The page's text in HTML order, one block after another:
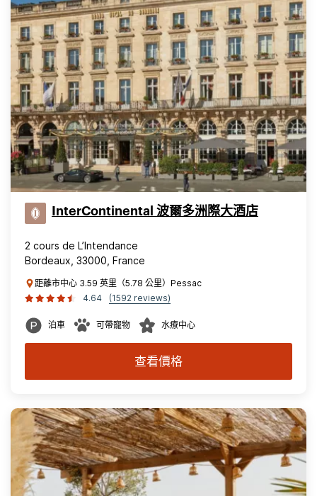
InterContinental 波爾多洲際大酒店
2 cours de L’Intendance
Bordeaux, 33000, France
距離市中心 3.59 英里（5.78 公里）Pessac
4.64
(1592 reviews)
泊車 可帶寵物 水療中心
查看價格